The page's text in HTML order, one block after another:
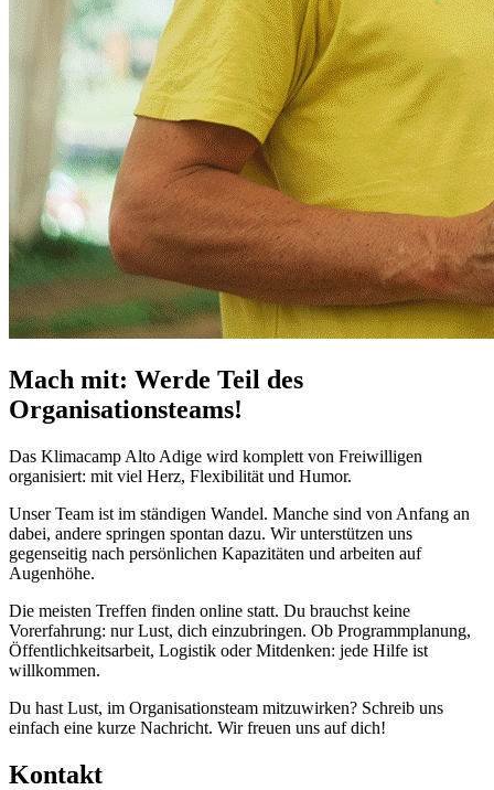
Mach mit: Werde Teil des
Organisationsteams!
Das Klimacamp Alto Adige wird komplett von Freiwilligen
organisiert: mit viel Herz, Flexibilität und Humor.
Unser Team ist im ständigen Wandel. Manche sind von Anfang an
dabei, andere springen spontan dazu. Wir unterstützen uns
gegenseitig nach persönlichen Kapazitäten und arbeiten auf
Augenhöhe.
Die meisten Treffen finden online statt. Du brauchst keine
Vorerfahrung: nur Lust, dich einzubringen. Ob Programmplanung,
Öffentlichkeitsarbeit, Logistik oder Mitdenken: jede Hilfe ist
willkommen.
Du hast Lust, im Organisationsteam mitzuwirken? Schreib uns
einfach eine kurze Nachricht. Wir freuen uns auf dich!
Kontakt